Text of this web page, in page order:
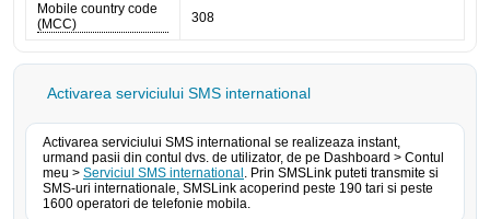
Mobile country code
(MCC)
308
Activarea serviciului SMS international
Activarea serviciului SMS international se realizeaza instant,
urmand pasii din contul dvs. de utilizator, de pe Dashboard > Contul
meu > Serviciul SMS international . Prin SMSLink puteti transmite si
SMS-uri internationale, SMSLink acoperind peste 190 tari si peste
1600 operatori de telefonie mobila.